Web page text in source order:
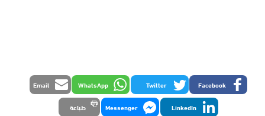
Facebook
Twitter
WhatsApp
Email
LinkedIn
Messenger طباعة